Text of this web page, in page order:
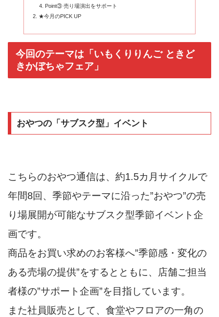
Point③ 売り場演出をサポート
★今月のPICK UP
今回のテーマは「いもくりりんご ときど
きかぼちゃフェア」
おやつの「サブスク型」イベント
こちらのおやつ通信は、約1.5カ月サイクルで
年間8回、季節やテーマに沿った”おやつ”の売
り場展開が可能なサブスク型季節イベント企
画です。
商品をお買い求めのお客様へ”季節感・変化の
ある売場の提供”をするとともに、店舗ご担当
者様の”サポート企画”を目指しています。
また社員販売として、食堂やフロアの一角の